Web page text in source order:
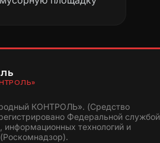
КОНТРОЛЬ». (Средство
Федеральной службой
информационных технологий и